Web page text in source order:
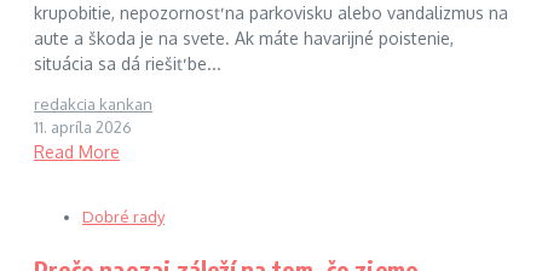
krupobitie, nepozornosť na parkovisku alebo vandalizmus na
aute a škoda je na svete. Ak máte havarijné poistenie,
situácia sa dá riešiť be...
redakcia kankan
11. apríla 2026
Read More
Dobré rady